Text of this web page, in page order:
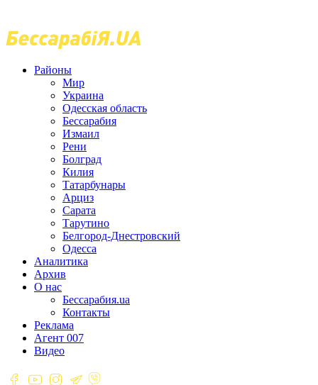
Районы
Мир
Украина
Одесская область
Бессарабия
Измаил
Рени
Болград
Килия
Татарбунары
Арциз
Сарата
Тарутино
Белгород-Днестровский
Одесса
Аналитика
Архив
О нас
Бессарабия.ua
Контакты
Реклама
Агент 007
Видео